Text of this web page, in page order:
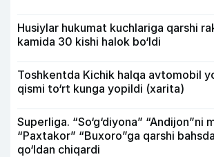
Husiylar hukumat kuchlariga qarshi
kamida 30 kishi halok bo‘ldi
Toshkentda Kichik halqa avtomobil
qismi to‘rt kunga yopildi (xarita)
Superliga. “So‘g‘diyona” “Andijon”ni
“Paxtakor” “Buxoro”ga qarshi
qo‘ldan chiqardi